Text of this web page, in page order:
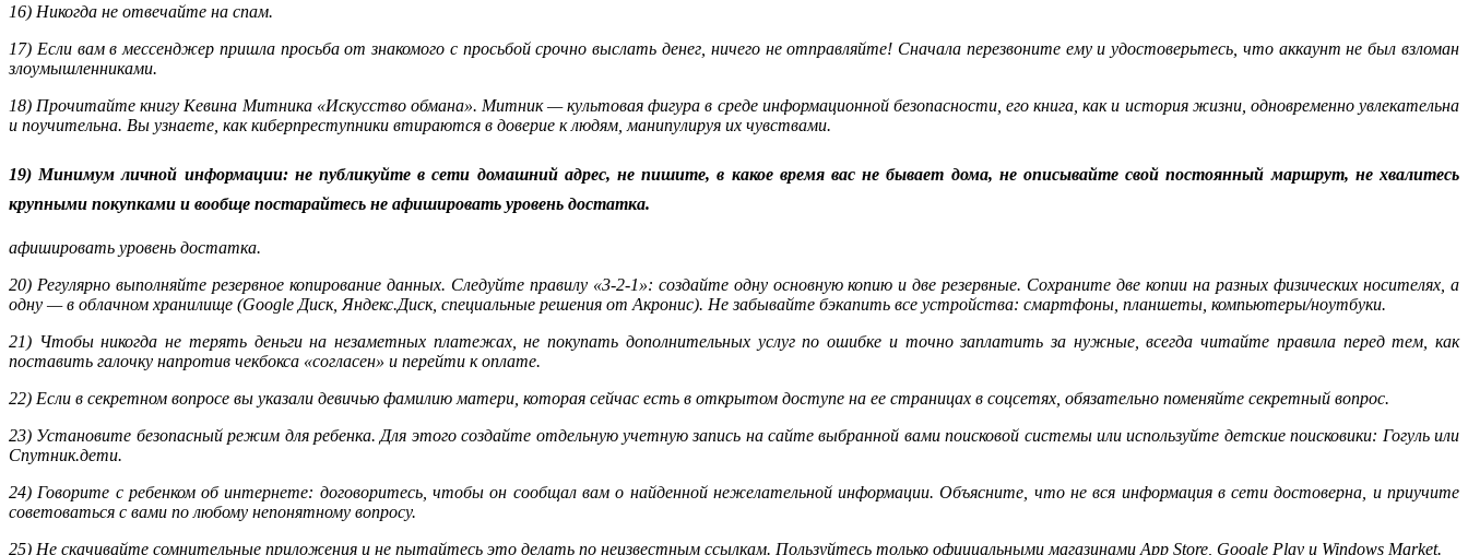
16) Никогда не отвечайте на спам.
17) Если вам в мессенджер пришла просьба от знакомого с просьбой срочно выслать денег, ничего не отправляйте! Сначала перезвоните ему и удостоверьтесь, что аккаунт не был взломан
злоумышленниками.
18) Прочитайте книгу Кевина Митника «Искусство обмана». Митник — культовая фигура в среде информационной безопасности, его книга, как и история жизни, одновременно увлекательна
и поучительна. Вы узнаете, как киберпреступники втираются в доверие к людям, манипулируя их чувствами.
19) Минимум личной информации: не публикуйте в сети домашний адрес, не пишите, в какое время вас не бывает дома, не описывайте свой постоянный маршрут, не хвалитесь
крупными покупками и вообще постарайтесь не афишировать уровень достатка.
афишировать уровень достатка.
20) Регулярно выполняйте резервное копирование данных. Следуйте правилу «3-2-1»: создайте одну основную копию и две резервные. Сохраните две копии на разных физических носителях, а
одну — в облачном хранилище (Google Диск, Яндекс.Диск, специальные решения от Акронис). Не забывайте бэкапить все устройства: смартфоны, планшеты, компьютеры/ноутбуки.
21) Чтобы никогда не терять деньги на незаметных платежах, не покупать дополнительных услуг по ошибке и точно заплатить за нужные, всегда читайте правила перед тем, как
поставить галочку напротив чекбокса «согласен» и перейти к оплате.
22) Если в секретном вопросе вы указали девичью фамилию матери, которая сейчас есть в открытом доступе на ее страницах в соцсетях, обязательно поменяйте секретный вопрос.
23) Установите безопасный режим для ребенка. Для этого создайте отдельную учетную запись на сайте выбранной вами поисковой системы или используйте детские поисковики: Гогуль или
Спутник.дети.
24) Говорите с ребенком об интернете: договоритесь, чтобы он сообщал вам о найденной нежелательной информации. Объясните, что не вся информация в сети достоверна, и приучите
советоваться с вами по любому непонятному вопросу.
25) Не скачивайте сомнительные приложения и не пытайтесь это делать по неизвестным ссылкам. Пользуйтесь только официальными магазинами App Store, Google Play и Windows Market.